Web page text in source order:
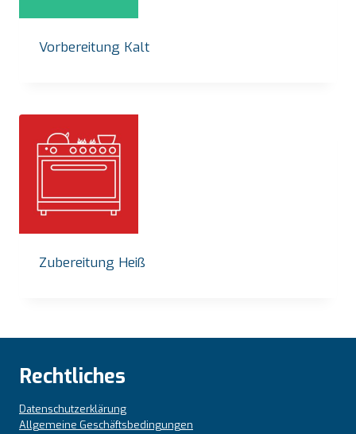
Vorbereitung Kalt
Zubereitung Heiß
Rechtliches
Datenschutzerklärung
Allgemeine Geschäftsbedingungen